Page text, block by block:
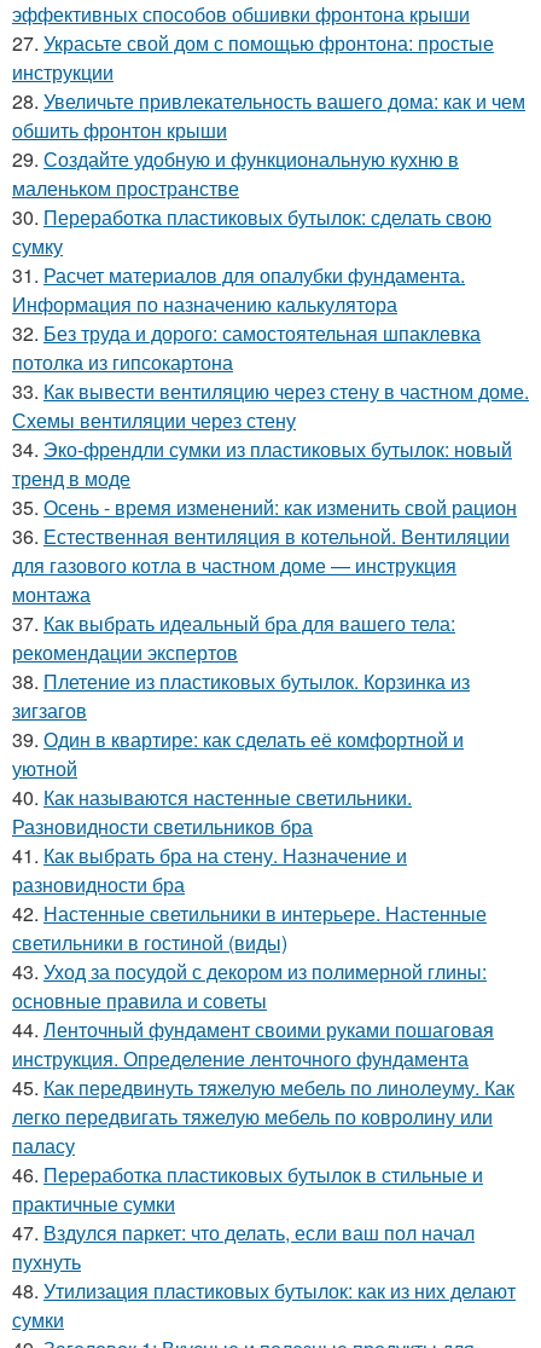
эффективных способов обшивки фронтона крыши
27. Украсьте свой дом с помощью фронтона: простые
инструкции
28. Увеличьте привлекательность вашего дома: как и чем
обшить фронтон крыши
29. Создайте удобную и функциональную кухню в
маленьком пространстве
30. Переработка пластиковых бутылок: сделать свою
сумку
31. Расчет материалов для опалубки фундамента.
Информация по назначению калькулятора
32. Без труда и дорого: самостоятельная шпаклевка
потолка из гипсокартона
33. Как вывести вентиляцию через стену в частном доме.
Схемы вентиляции через стену
34. Эко-френдли сумки из пластиковых бутылок: новый
тренд в моде
35. Осень - время изменений: как изменить свой рацион
36. Естественная вентиляция в котельной. Вентиляции
для газового котла в частном доме — инструкция
монтажа
37. Как выбрать идеальный бра для вашего тела:
рекомендации экспертов
38. Плетение из пластиковых бутылок. Корзинка из
зигзагов
39. Один в квартире: как сделать её комфортной и
уютной
40. Как называются настенные светильники.
Разновидности светильников бра
41. Как выбрать бра на стену. Назначение и
разновидности бра
42. Настенные светильники в интерьере. Настенные
светильники в гостиной (виды)
43. Уход за посудой с декором из полимерной глины:
основные правила и советы
44. Ленточный фундамент своими руками пошаговая
инструкция. Определение ленточного фундамента
45. Как передвинуть тяжелую мебель по линолеуму. Как
легко передвигать тяжелую мебель по ковролину или
паласу
46. Переработка пластиковых бутылок в стильные и
практичные сумки
47. Вздулся паркет: что делать, если ваш пол начал
пухнуть
48. Утилизация пластиковых бутылок: как из них делают
сумки